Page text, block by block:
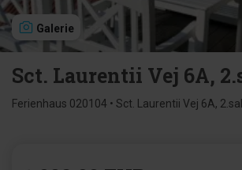
Galerie
Sct. Laurentii Vej 6A,
Ferienhaus 020104 • Sct. Laurentii Vej 6A,